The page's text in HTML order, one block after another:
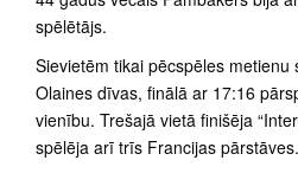
spēlētājs.
Sievietēm tikai pēcspēles
Olaines dīvas, finālā ar 17:16
vienību. Trešajā vietā finišēja
spēlēja arī trīs Francijas pārstāves.